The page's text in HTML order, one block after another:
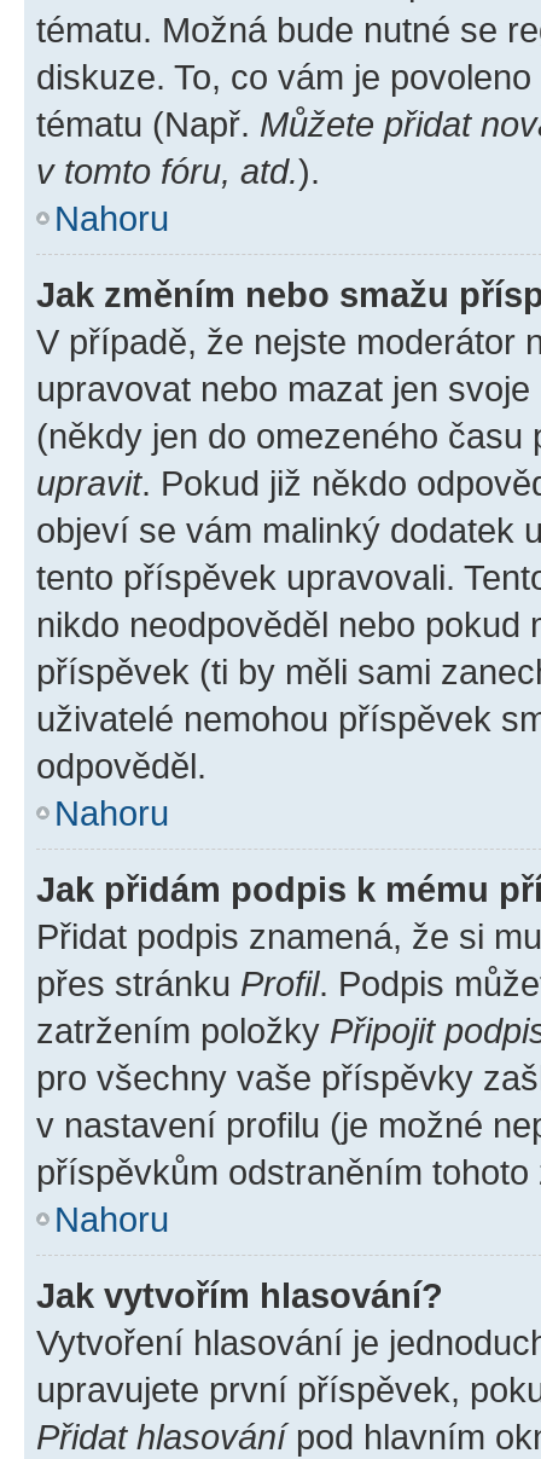
tématu. Možná bude nutné se
diskuze. To, co vám je
tématu (Např. Můžete přidat
v tomto fóru, atd.).
Nahoru
Jak změním nebo smažu
V případě, že nejste moderátor
upravovat nebo mazat jen
(někdy jen do omezeného
upravit. Pokud již někdo
objeví se vám malinký dodatek
tento příspěvek upravovali.
nikdo neodpověděl nebo pokud
příspěvek (ti by měli sami
uživatelé nemohou příspěvek
odpověděl.
Nahoru
Jak přidám podpis k mému
Přidat podpis znamená, že si
přes stránku Profil. Podpis
zatržením položky Připojit
pro všechny vaše příspěvky
v nastavení profilu (je možné
příspěvkům odstraněním
Nahoru
Jak vytvořím hlasování?
Vytvoření hlasování je
upravujete první příspěvek,
Přidat hlasovánípod hlavním